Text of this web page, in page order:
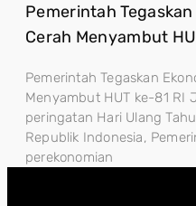
Pemerintah
Cerah Menyambut
Pemerintah Tegaskan
Menyambut HUT ke-81 RI
peringatan Hari Ulang
Republik Indonesia,
perekonomian